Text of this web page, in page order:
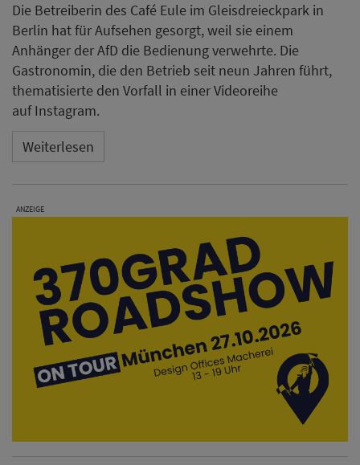
Die Betreiberin des Café Eule im Gleisdreieckpark in
Berlin hat für Aufsehen gesorgt, weil sie einem
Anhänger der AfD die Bedienung verwehrte. Die
Gastronomin, die den Betrieb seit neun Jahren führt,
thematisierte den Vorfall in einer Videoreihe
auf Instagram.
Weiterlesen
ANZEIGE